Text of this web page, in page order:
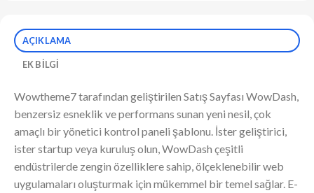
AÇIKLAMA
EK BILGI
Wowtheme7 tarafından geliştirilen Satış Sayfası WowDash,
benzersiz esneklik ve performans sunan yeni nesil, çok
amaçlı bir yönetici kontrol paneli şablonu. İster geliştirici,
ister startup veya kuruluş olun, WowDash çeşitli
endüstrilerde zengin özelliklere sahip, ölçeklenebilir web
uygulamaları oluşturmak için mükemmel bir temel sağlar. E-